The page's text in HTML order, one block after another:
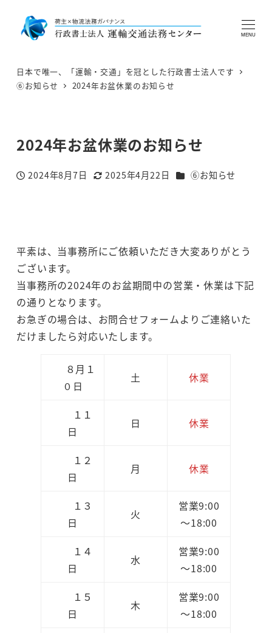
MENU
日本で唯一、「運輸・交通」を冠とした行政書士法人です
⑥お知らせ
2024年お盆休業のお知らせ
2024年お盆休業のお知らせ
投稿日
2024年8月7日
更新日
2025年4月22日 カテゴリー
⑥お知らせ
平素は、当事務所にご依頼いただき大変ありがとう
ございます。
当事務所の2024年のお盆期間中の営業・休業は下記
の通りとなります。
お急ぎの場合は、お問合せフォームよりご連絡いた
だけましたら対応いたします。
８月１
０日
土 休業
１１
日
日 休業
１２
日
月 休業
１３
日
火
営業9:00
～18:00
１４
日
水
営業9:00
～18:00
１５
日
木
営業9:00
～18:00